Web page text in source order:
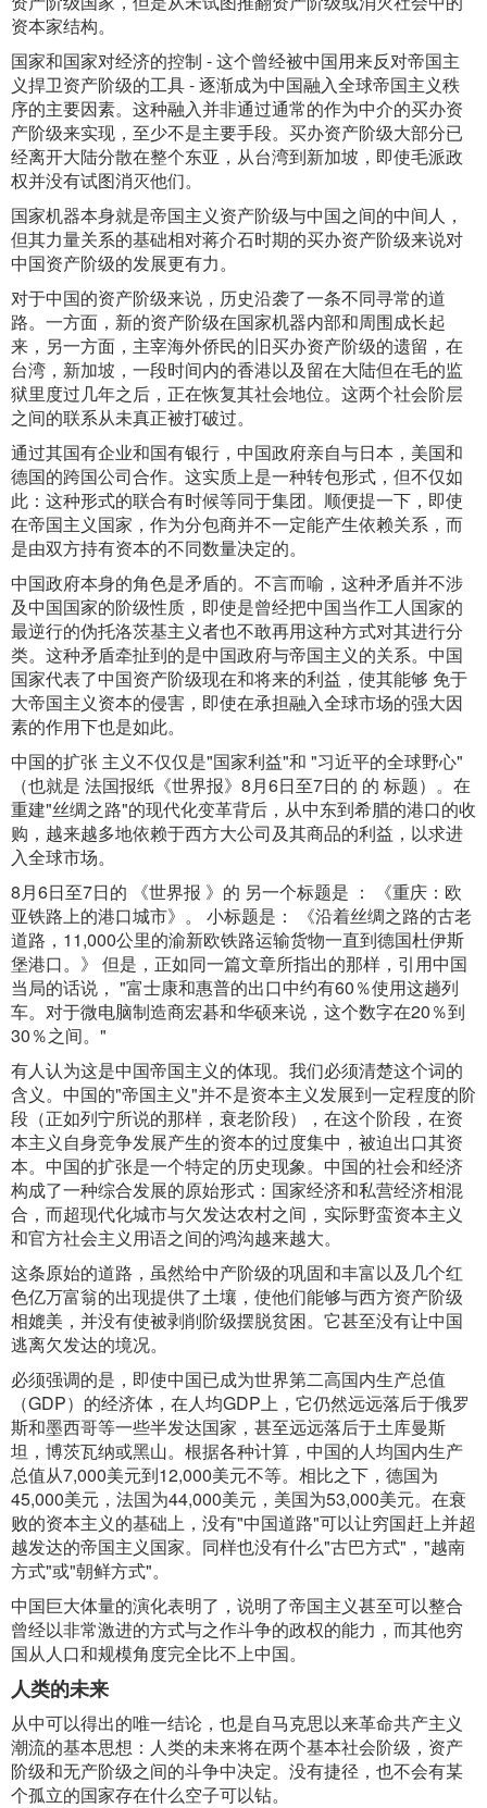
资本家结构。
国家和国家对经济的控制 - 这个曾经被中国用来反对帝国主
义捍卫资产阶级的工具 - 逐渐成为中国融入全球帝国主义秩
序的主要因素。这种融入并非通过通常的作为中介的买办资
产阶级来实现，至少不是主要手段。买办资产阶级大部分已
经离开大陆分散在整个东亚，从台湾到新加坡，即使毛派政
权并没有试图消灭他们。
国家机器本身就是帝国主义资产阶级与中国之间的中间人，
但其力量关系的基础相对蒋介石时期的买办资产阶级来说对
中国资产阶级的发展更有力。
对于中国的资产阶级来说，历史沿袭了一条不同寻常的道
路。一方面，新的资产阶级在国家机器内部和周围成长起
来，另一方面，主宰海外侨民的旧买办资产阶级的遗留，在
台湾，新加坡，一段时间内的香港以及留在大陆但在毛的监
狱里度过几年之后，正在恢复其社会地位。这两个社会阶层
之间的联系从未真正被打破过。
通过其国有企业和国有银行，中国政府亲自与日本，美国和
德国的跨国公司合作。这实质上是一种转包形式，但不仅如
此：这种形式的联合有时候等同于集团。顺便提一下，即使
在帝国主义国家，作为分包商并不一定能产生依赖关系，而
是由双方持有资本的不同数量决定的。
中国政府本身的角色是矛盾的。不言而喻，这种矛盾并不涉
及中国国家的阶级性质，即使是曾经把中国当作工人国家的
最逆行的伪托洛茨基主义者也不敢再用这种方式对其进行分
类。这种矛盾牵扯到的是中国政府与帝国主义的关系。中国
国家代表了中国资产阶级现在和将来的利益，使其能够 免于
大帝国主义资本的侵害，即使在承担融入全球市场的强大因
素的作用下也是如此。
中国的扩张 主义不仅仅是"国家利益"和 "习近平的全球野心"
（也就是 法国报纸《世界报》8月6日至7日的 的 标题）。在
重建"丝绸之路"的现代化变革背后，从中东到希腊的港口的收
购，越来越多地依赖于西方大公司及其商品的利益，以求进
入全球市场。
8月6日至7日的 《世界报 》的 另一个标题是 ： 《重庆：欧
亚铁路上的港口城市》。 小标题是： 《沿着丝绸之路的古老
道路，11,000公里的渝新欧铁路运输货物一直到德国杜伊斯
堡港口。》 但是，正如同一篇文章所指出的那样，引用中国
当局的话说， "富士康和惠普的出口中约有60％使用这趟列
车。对于微电脑制造商宏碁和华硕来说，这个数字在20％到
30％之间。"
有人认为这是中国帝国主义的体现。我们必须清楚这个词的
含义。中国的"帝国主义"并不是资本主义发展到一定程度的阶
段（正如列宁所说的那样，衰老阶段），在这个阶段，在资
本主义自身竞争发展产生的资本的过度集中，被迫出口其资
本。中国的扩张是一个特定的历史现象。中国的社会和经济
构成了一种综合发展的原始形式：国家经济和私营经济相混
合，而超现代化城市与欠发达农村之间，实际野蛮资本主义
和官方社会主义用语之间的鸿沟越来越大。
这条原始的道路，虽然给中产阶级的巩固和丰富以及几个红
色亿万富翁的出现提供了土壤，使他们能够与西方资产阶级
相媲美，并没有使被剥削阶级摆脱贫困。它甚至没有让中国
逃离欠发达的境况。
必须强调的是，即使中国已成为世界第二高国内生产总值
（GDP）的经济体，在人均GDP上，它仍然远远落后于俄罗
斯和墨西哥等一些半发达国家，甚至远远落后于土库曼斯
坦，博茨瓦纳或黑山。根据各种计算，中国的人均国内生产
总值从7,000美元到12,000美元不等。相比之下，德国为
45,000美元，法国为44,000美元，美国为53,000美元。在衰
败的资本主义的基础上，没有"中国道路"可以让穷国赶上并超
越发达的帝国主义国家。同样也没有什么"古巴方式"，"越南
方式"或"朝鲜方式"。
中国巨大体量的演化表明了，说明了帝国主义甚至可以整合
曾经以非常激进的方式与之作斗争的政权的能力，而其他穷
国从人口和规模角度完全比不上中国。
人类的未来
从中可以得出的唯一结论，也是自马克思以来革命共产主义
潮流的基本思想：人类的未来将在两个基本社会阶级，资产
阶级和无产阶级之间的斗争中决定。没有捷径，也不会有某
个孤立的国家存在什么空子可以钻。